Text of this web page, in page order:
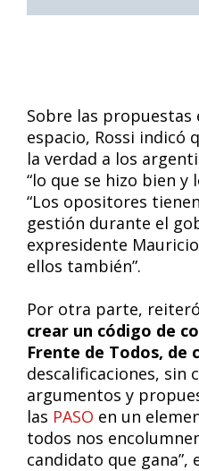
Sobre las propuestas
espacio, Rossi indicó
la verdad a los
“lo que se hizo bien y
“Los opositores
gestión durante el
expresidente
ellos también”.
Por otra parte,
crear un código de
Frente de Todos, de
descalificaciones, sin
argumentos y
las PASO en un
todos nos
candidato que gana”,